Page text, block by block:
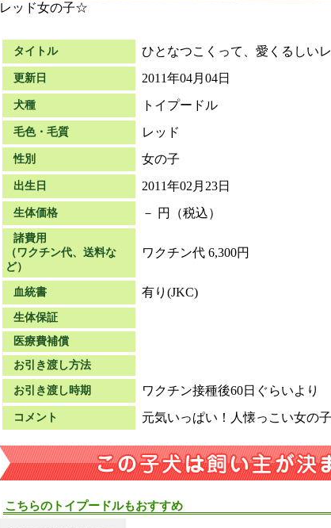
レッド女の子☆
タイトル ひとなつこくって、愛くるしい
更新日 2011年04月04日
犬種 トイプードル
毛色・毛質 レッド
性別 女の子
出生日 2011年02月23日
生体価格 － 円（税込）
諸費用
（ワクチン代、送料な
ど）
ワクチン代 6,300円
血統書 有り(JKC)
生体保証
医療費補償
お引き渡し方法
お引き渡し時期 ワクチン接種後60日ぐらいより
コメント 元気いっぱい！人懐っこい女の
こちらのトイプードルもおすすめ